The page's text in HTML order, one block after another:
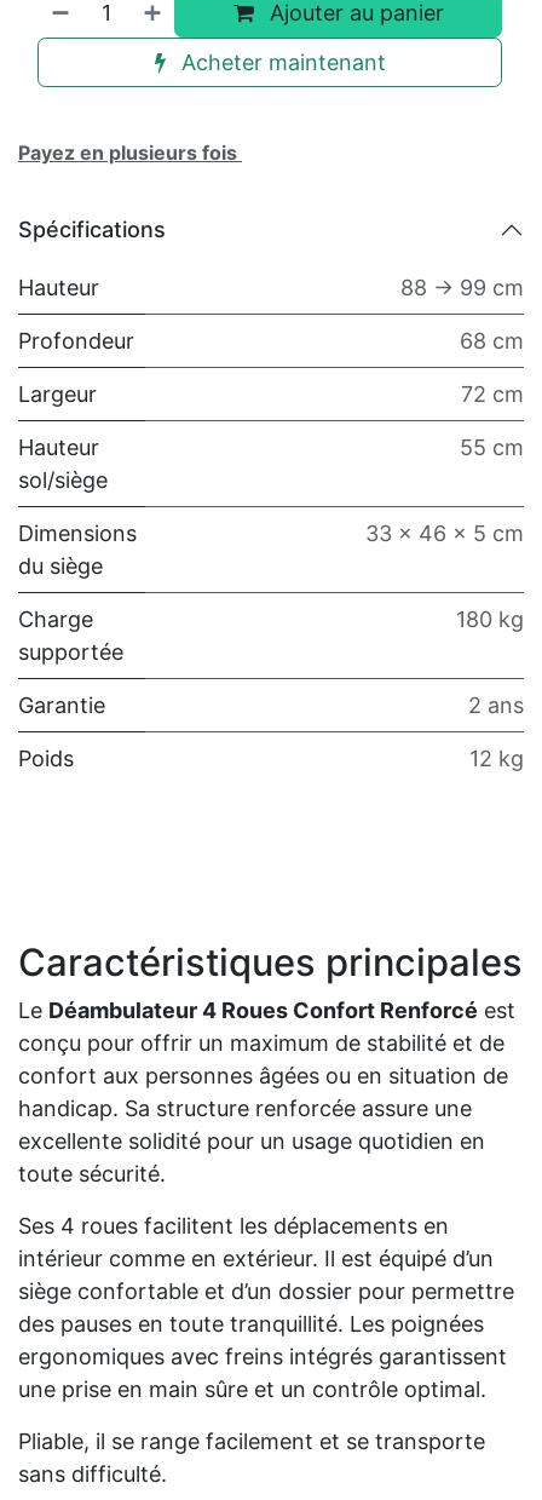
Ajouter au panier
Acheter maintenant
Payez en plusieurs fois
Spécifications
Hauteur 88 -> 99 cm
Profondeur 68 cm
Largeur 72 cm
Hauteur
sol/siège
55 cm
Dimensions
du siège
33 x 46 x 5 cm
Charge
supportée
180 kg
Garantie 2 ans
Poids 12 kg
Caractéristiques principales
Le Déambulateur 4 Roues Confort Renforcé est
conçu pour offrir un maximum de stabilité et de
confort aux personnes âgées ou en situation de
handicap. Sa structure renforcée assure une
excellente solidité pour un usage quotidien en
toute sécurité.
Ses 4 roues facilitent les déplacements en
intérieur comme en extérieur. Il est équipé d’un
siège confortable et d’un dossier pour permettre
des pauses en toute tranquillité. Les poignées
ergonomiques avec freins intégrés garantissent
une prise en main sûre et un contrôle optimal.
Pliable, il se range facilement et se transporte
sans difficulté.